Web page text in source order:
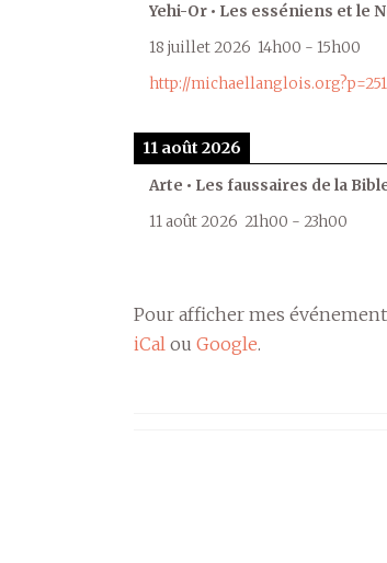
Yehi-Or • Les esséniens et le
18 juillet 2026 14h00 - 15h00
http://
11 août 2026
Arte • Les faussaires de la
11 août 2026 21h00 - 23h00
Pour afficher mes
iCal ou Google.